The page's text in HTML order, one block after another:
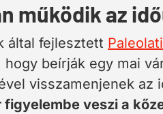
működik az
által fejlesztett
hogy beírják egy mai
visszamenjenek az
figyelembe veszi a